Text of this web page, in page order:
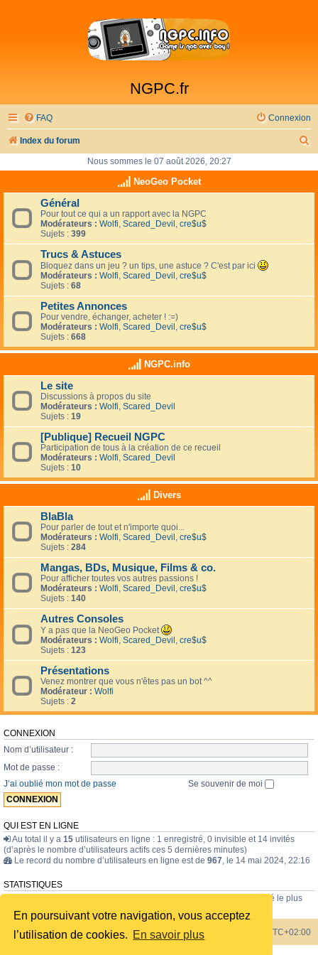
En poursuivant votre navigation, vous acceptez
l’utilisation de cookies. En savoir plus
NGPC.fr
FAQ Connexion
Index du forum
h
Nous sommes le 07 août 2026, 20:27
NeoGeo Pocket
Général
Pour tout ce qui a un rapport avec la NGPC
Modérateurs : Wolfi, Scared_Devil , cre$u$
Sujets : 399
Trucs & Astuces
Bloquez dans un jeu ? un tips, une astuce ? C'est par ici
Modérateurs : Wolfi, Scared_Devil , cre$u$
Sujets : 68
Petites Annonces
Pour vendre, échanger, acheter ! :=)
Modérateurs : Wolfi, Scared_Devil , cre$u$
Sujets : 668
NGPC.info
Le site
Discussions à propos du site
Modérateurs : Wolfi, Scared_Devil
Sujets : 19
[Publique] Recueil NGPC
Participation de tous à la création de ce recueil
Modérateurs : Wolfi, Scared_Devil
Sujets : 10
Divers
BlaBla
Pour parler de tout et n'importe quoi...
Modérateurs : Wolfi, Scared_Devil, cre$u$
Sujets : 284
Mangas, BDs, Musique, Films & co.
Pour afficher toutes vos autres passions !
Modérateurs : Wolfi, Scared_Devil, cre$u$
Sujets : 140
Autres Consoles
Y a pas que la NeoGeo Pocket
Modérateurs : Wolfi, Scared_Devil, cre$u$
Sujets : 123
Présentations
Venez montrer que vous n'êtes pas un bot ^^
Modérateur : Wolfi
Sujets : 2
CONNEXION
Nom d’utilisateur :
Mot de passe :
J’ai oublié mon mot de passe
Se souvenir de moi
QUI EST EN LIGNE
Au total il y a 15 utilisateurs en ligne : 1 enregistré, 0 invisible et 14 invités
(d’après le nombre d’utilisateurs actifs ces 5 dernières minutes)
Le record du nombre d’utilisateurs en ligne est de 967, le 14 mai 2024, 22:16
STATISTIQUES
membres • Le membre enregistré le plus
récent est
internavigator
Index du forum Heures au format UTC+02:00